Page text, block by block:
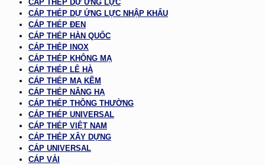
CÁP THÉP DỰ ỨNG LỰC
CÁP THÉP DỰ ỨNG LỰC NHẬP KHẨU
CÁP THÉP ĐEN
CÁP THÉP HÀN QUỐC
CÁP THÉP INOX
CÁP THÉP KHÔNG MẠ
CÁP THÉP LÊ HÀ
CÁP THÉP MẠ KẼM
CÁP THÉP NÂNG HẠ
CÁP THÉP THÔNG THƯỜNG
CÁP THÉP UNIVERSAL
CÁP THÉP VIỆT NAM
CÁP THÉP XÂY DỰNG
CÁP UNIVERSAL
CÁP VẢI